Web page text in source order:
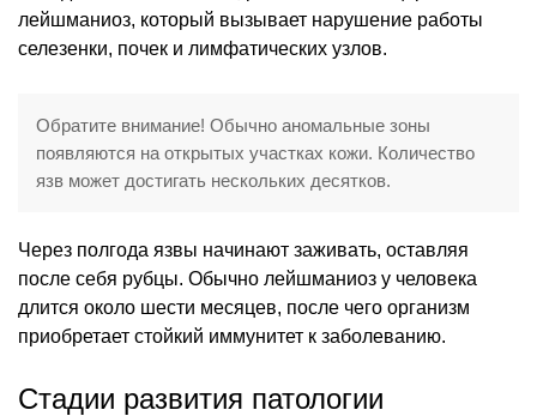
лейшманиоз, который вызывает нарушение работы
селезенки, почек и лимфатических узлов.
Обратите внимание! Обычно аномальные зоны
появляются на открытых участках кожи. Количество
язв может достигать нескольких десятков.
Через полгода язвы начинают заживать, оставляя
после себя рубцы. Обычно лейшманиоз у человека
длится около шести месяцев, после чего организм
приобретает стойкий иммунитет к заболеванию.
Стадии развития патологии